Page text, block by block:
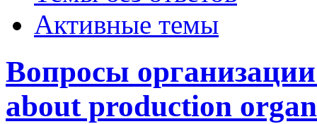
Активные темы
Вопросы
about production